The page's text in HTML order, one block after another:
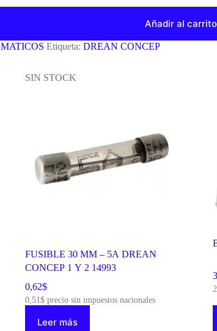
Añadir al carrito
Etiqueta: DREAN CONCEP
SIN STOCK
FUSIBLE 30 MM – 5A DREAN
CONCEP 1 Y 2 14993
0,62$
0,51$precio sin impuestos nacionales
Leer más